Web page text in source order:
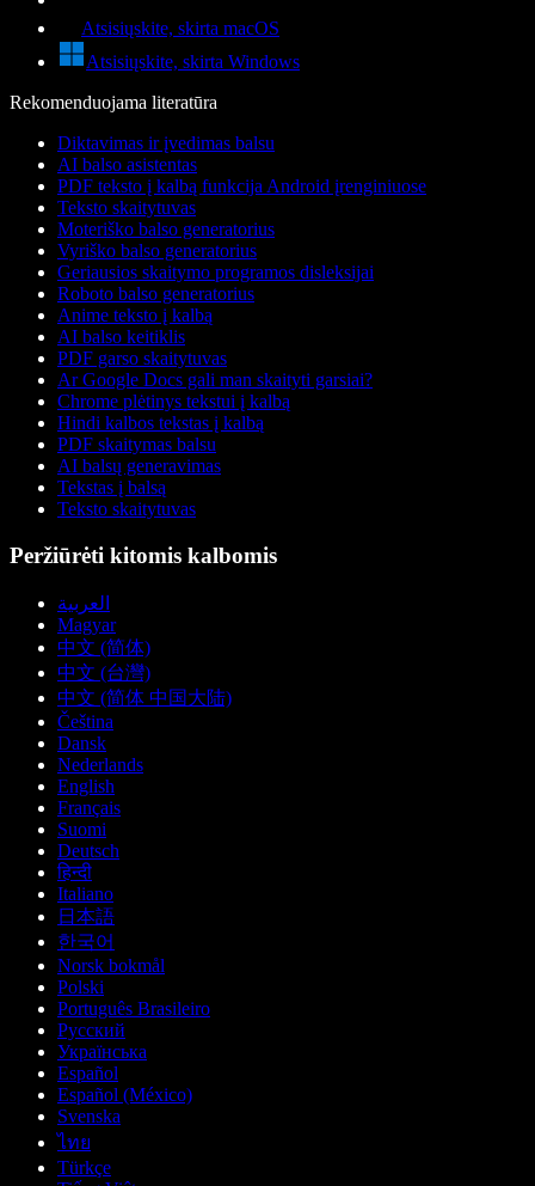
Atsisiųskite, skirta macOS
Atsisiųskite, skirta Windows
Rekomenduojama literatūra
Diktavimas ir įvedimas balsu
AI balso asistentas
PDF teksto į kalbą funkcija Android įrenginiuose
Teksto skaitytuvas
Moteriško balso generatorius
Vyriško balso generatorius
Geriausios skaitymo programos disleksijai
Roboto balso generatorius
Anime teksto į kalbą
AI balso keitiklis
PDF garso skaitytuvas
Ar Google Docs gali man skaityti garsiai?
Chrome plėtinys tekstui į kalbą
Hindi kalbos tekstas į kalbą
PDF skaitymas balsu
AI balsų generavimas
Tekstas į balsą
Teksto skaitytuvas
Peržiūrėti kitomis kalbomis
العربية
Magyar
中文 (简体)
中文 (台灣)
中文 (简体 中国大陆)
Čeština
Dansk
Nederlands
English
Français
Suomi
Deutsch
हिन्दी
Italiano
日本語
한국어
Norsk bokmål
Polski
Português Brasileiro
Русский
Українська
Español
Español (México)
Svenska
ไทย
Türkçe